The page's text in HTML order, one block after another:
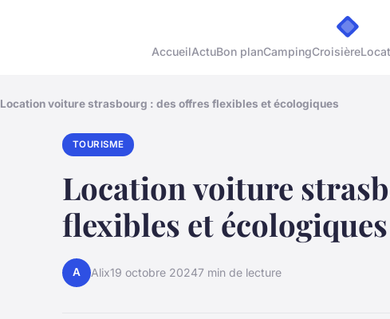
AccueilActuBon planCampingCroisière
Location voiture strasbourg : des offres flexibles et écologiques
TOURISME
Location voiture
flexibles et écologiques
A Alix19 octobre 20247 min de lecture